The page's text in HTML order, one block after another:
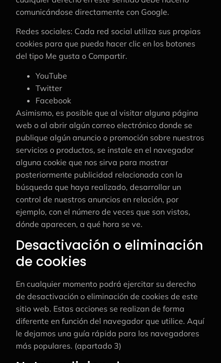
comunicándose directamente con Google.
Redes sociales: Cada red social utiliza sus propias
cookies para que pueda hacer clic en los botones
del tipo Me gusta o Compartir.
YouTube
Twitter
Facebook
Asimismo, es posible que al visitar alguna página
web o al abrir algún correo electrónico donde se
publique algún anuncio o promoción sobre nuestros
servicios o productos, se instale en el navegador
alguna cookie que nos sirva para mostrar
posteriormente publicidad relacionada con la
búsqueda que haya realizado, desarrollar un
control de nuestros anuncios en relación, por
ejemplo, con el número de veces que son vistos,
dónde aparecen, a qué hora se ve.
Desactivación o eliminación
de cookies
En cualquier momento podrá ejercitar su derecho
de desactivación o eliminación de cookies de este
sitio web. Estas acciones se realizan de forma
diferente en función del navegador que utilice. Aquí
le dejamos una guía rápida para los navegadores
más populares. (apartado 3)